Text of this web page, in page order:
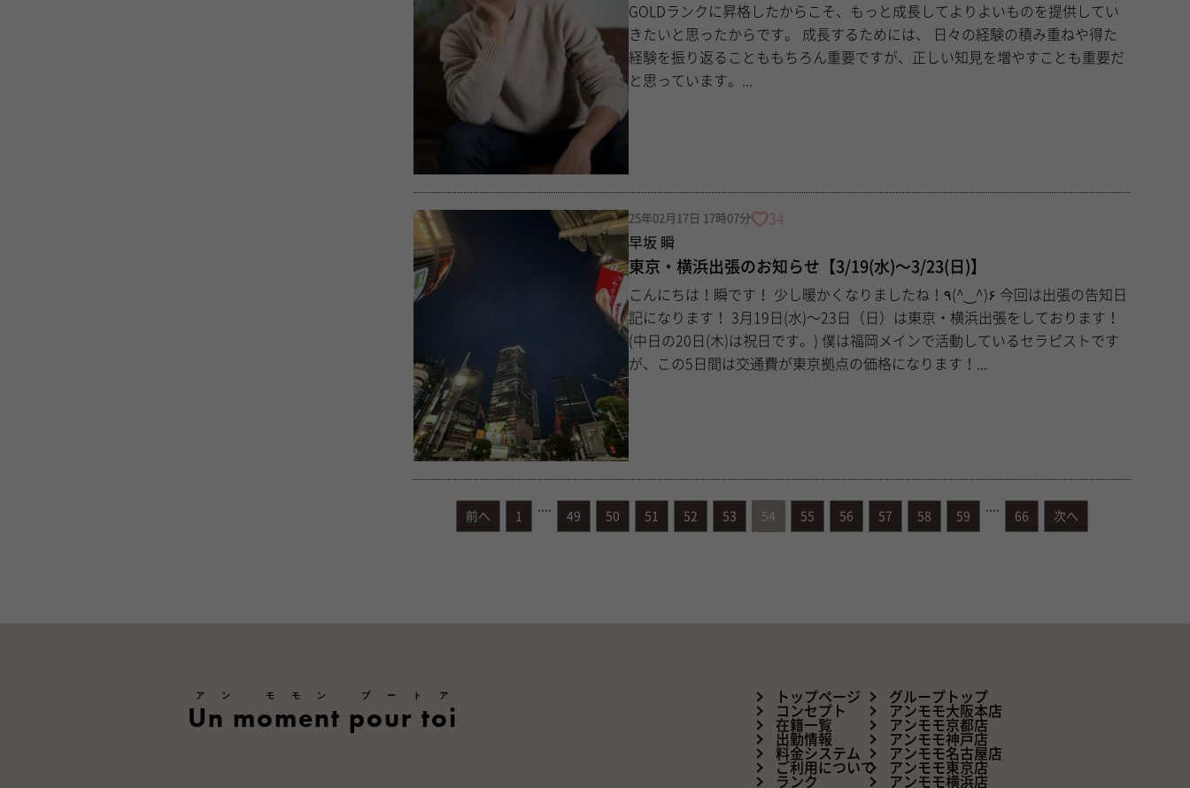
GOLDランクに昇格したからこそ、もっと成長してよりよいものを提供してい
きたいと思ったからです。 成長するためには、 日々の経験の積み重ねや得た
経験を振り返ることももちろん重要ですが、正しい知見を増やすことも重要だ
と思っています。...
25年02月17日 17時07分
34
早坂 瞬
東京・横浜出張のお知らせ【3/19(水)〜3/23(日)】
こんにちは！瞬です！ 少し暖かくなりましたね！٩(^‿^)۶ 今回は出張の告知日
記になります！ 3月19日(水)〜23日（日）は東京・横浜出張をしております！
(中日の20日(木)は祝日です。) 僕は福岡メインで活動しているセラピストです
が、この5日間は交通費が東京拠点の価格になります！...
前へ 1 49 50 51 52 53 54 55 56 57 58 59 66 次へ
Un moment pour toi
アン モモン プートア
トップページ
コンセプト
在籍一覧
出勤情報
料金システム
ご利用について
ランク
グループトップ
アンモモ大阪本店
アンモモ京都店
アンモモ神戸店
アンモモ名古屋店
アンモモ東京店
アンモモ横浜店